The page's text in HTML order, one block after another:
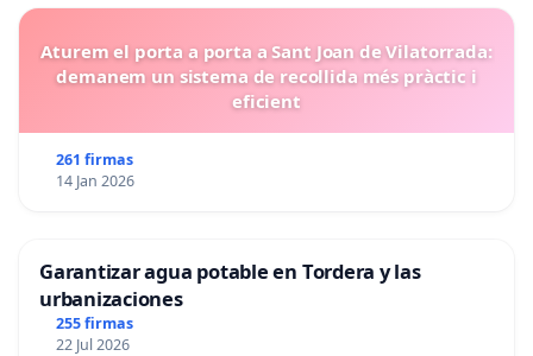
Aturem el porta a porta a Sant Joan de Vilatorrada:
demanem un sistema de recollida més pràctic i
eficient
261 firmas
14 Jan 2026
Garantizar agua potable en Tordera y las
urbanizaciones
255 firmas
22 Jul 2026